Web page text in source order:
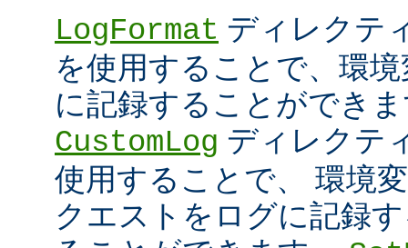
LogFormat ディレクテ
を使用することで、環
に記録することができ
CustomLog ディレクテ
使用することで、 環境
クエストをログに記録